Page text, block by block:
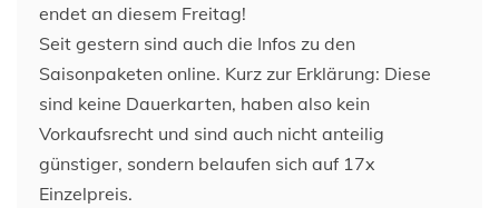
endet an diesem Freitag!
Seit gestern sind auch die Infos zu den
Saisonpaketen online. Kurz zur Erklärung: Diese
sind keine Dauerkarten, haben also kein
Vorkaufsrecht und sind auch nicht anteilig
günstiger, sondern belaufen sich auf 17x
Einzelpreis.